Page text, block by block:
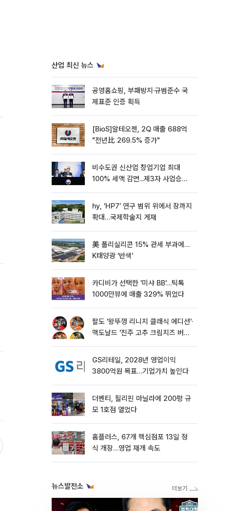
산업 최신 뉴스
공영홈쇼핑, 부패방지·규범준수 국
제표준 인증 획득
[BioS]알테오젠, 2Q 매출 688억
"전년比 269.5% 증가"
비수도권 신산업 창업기업 최대
100% 세액 감면...제3자 사업승계
hy, ‘HP7’ 연구 범위 위에서 장까지
확대…국제학술지 게재
美 폴리실리콘 15% 관세 부과에…
K태양광 ‘반색’
카디비가 선택한 '미샤 BB'…틱톡
1000만뷰에 매출 329% 뛰었다
팔도 '왕뚜껑 리니지 클래식 에디션'·
맥도날드 '진주 고추 크림치즈 버거'
GS리테일, 2028년 영업이익
3800억원 목표…기업가치 높인다
더벤티, 필리핀 마닐라에 200평 규
모 1호점 열었다
홈플러스, 67개 핵심점포 13일 정
식 개장…영업 재개 속도
뉴스발전소